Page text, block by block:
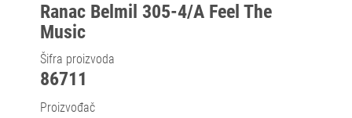
Ranac Belmil 305-4/A Feel The
Music
Šifra proizvoda
86711
Proizvođač